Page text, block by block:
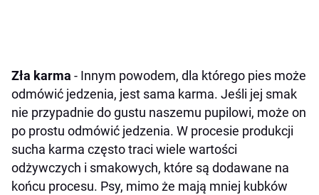
Zła karma - Innym powodem, dla którego pies może
odmówić jedzenia, jest sama karma. Jeśli jej smak
nie przypadnie do gustu naszemu pupilowi, może on
po prostu odmówić jedzenia. W procesie produkcji
sucha karma często traci wiele wartości
odżywczych i smakowych, które są dodawane na
końcu procesu. Psy, mimo że mają mniej kubków